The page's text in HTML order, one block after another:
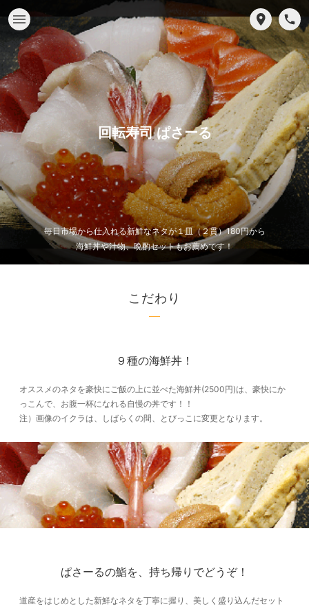
回転寿司 ぱさーる
毎日市場から仕入れる新鮮なネタが１皿（２貫）180円から
海鮮丼や汁物、晩酌セットもお薦めです！
こだわり
９種の海鮮丼！
オススメのネタを豪快にご飯の上に並べた海鮮丼(2500円)は、豪快にか
っこんで、お腹一杯になれる自慢の丼です！！
注）画像のイクラは、しばらくの間、とびっこに変更となります。
ぱさーるの鮨を、持ち帰りでどうぞ！
道産をはじめとした新鮮なネタを丁寧に握り、美しく盛り込んだセット